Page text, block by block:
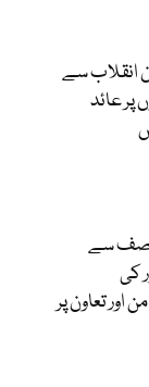
انقلاب سے
پر عائد
آصف سے
کی
اور تعاون پر